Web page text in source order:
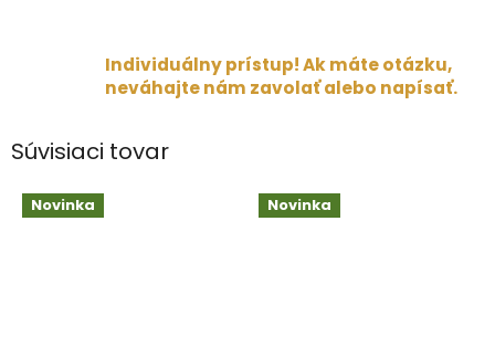
Individuálny prístup! Ak máte otázku,
neváhajte nám zavolať alebo napísať.
Súvisiaci tovar
Novinka Novinka